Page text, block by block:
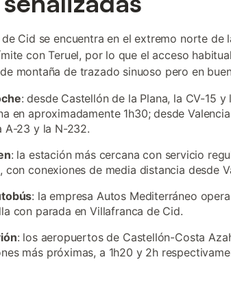
Cid se encuentra en el extremo norte de
con Teruel, por lo que el acceso
montaña de trazado sinuoso pero en
: desde Castellón de la Plana, la CV-15
en aproximadamente 1h30; desde
A-23 y la N-232.
: la estación más cercana con servicio
con conexiones de media distancia desde
: la empresa Autos Mediterráneo
con parada en Villafranca de Cid.
: los aeropuertos de Castellón-Costa
más próximas, a 1h20 y 2h